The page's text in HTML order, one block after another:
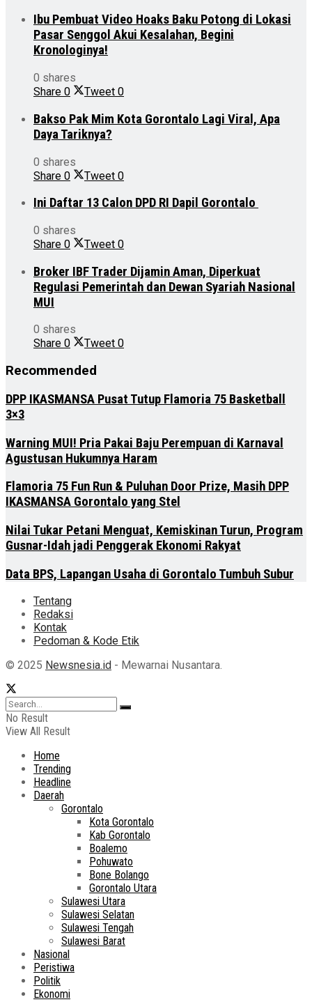
Ibu Pembuat Video Hoaks Baku Potong di Lokasi
Pasar Senggol Akui Kesalahan, Begini
Kronologinya!
0 shares
Share 0 Tweet 0
Bakso Pak Mim Kota Gorontalo Lagi Viral, Apa
Daya Tariknya?
0 shares
Share 0 Tweet 0
Ini Daftar 13 Calon DPD RI Dapil Gorontalo
0 shares
Share 0 Tweet 0
Broker IBF Trader Dijamin Aman, Diperkuat
Regulasi Pemerintah dan Dewan Syariah Nasional
MUI
0 shares
Share 0 Tweet 0
Recommended
DPP IKASMANSA Pusat Tutup Flamoria 75 Basketball
3×3
Warning MUI! Pria Pakai Baju Perempuan di Karnaval
Agustusan Hukumnya Haram
Flamoria 75 Fun Run & Puluhan Door Prize, Masih DPP
IKASMANSA Gorontalo yang Stel
Nilai Tukar Petani Menguat, Kemiskinan Turun, Program
Gusnar-Idah jadi Penggerak Ekonomi Rakyat
Data BPS, Lapangan Usaha di Gorontalo Tumbuh Subur
Tentang
Redaksi
Kontak
Pedoman & Kode Etik
© 2025 Newsnesia.id - Mewarnai Nusantara.
No Result
View All Result
Home
Trending
Headline
Daerah
Gorontalo
Kota Gorontalo
Kab Gorontalo
Boalemo
Pohuwato
Bone Bolango
Gorontalo Utara
Sulawesi Utara
Sulawesi Selatan
Sulawesi Tengah
Sulawesi Barat
Nasional
Peristiwa
Politik
Ekonomi